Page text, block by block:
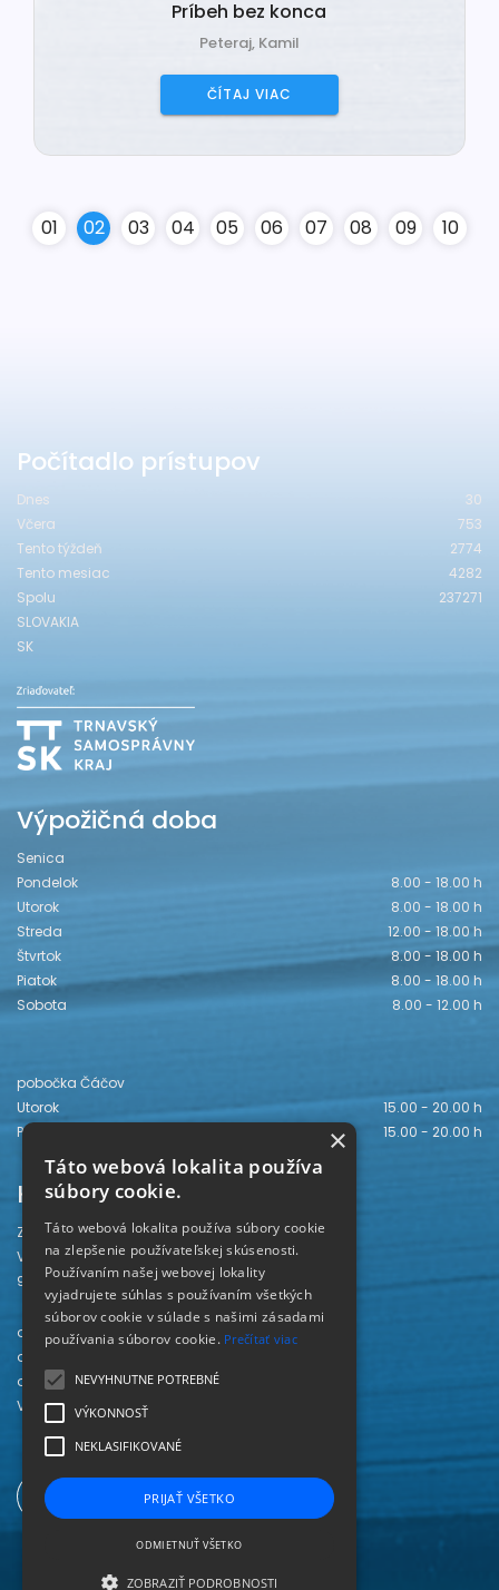
Príbeh bez konca
Peteraj, Kamil
ČÍTAJ VIAC
01 02 03 04 05 06 07 08 09 10
Počítadlo prístupov
Dnes
30
Včera
753
Tento týždeň
2774
Tento mesiac
4282
Spolu
237271
SLOVAKIA
SK
Výpožičná doba
Senica
Pondelok
8.00 - 18.00 h
Utorok
8.00 - 18.00 h
Streda
12.00 - 18.00 h
Štvrtok
8.00 - 18.00 h
Piatok
8.00 - 18.00 h
Sobota
8.00 - 12.00 h
pobočka Čáčov
Utorok
15.00 - 20.00 h
Piatok
15.00 - 20.00 h
Kontakt
Záhorská knižnica
Vajanského 28
905 01 Senica
odd. beletrie 034/654 3780
odd. odbornej literatúry 034/651 2710
odd. pre deti a mládež 034/654 6519
Viac kontaktov nájdete
×
Táto webová lokalita používa
súbory cookie.
Táto webová lokalita používa súbory cookie
na zlepšenie používateľskej skúsenosti.
Používaním našej webovej lokality
vyjadrujete súhlas s používaním všetkých
súborov cookie v súlade s našimi zásadami
používania súborov cookie. Prečítať viac
NEVYHNUTNE POTREBNÉ
VÝKONNOSŤ
NEKLASIFIKOVANÉ
PRIJAŤ VŠETKO
ODMIETNUŤ VŠETKO
ZOBRAZIŤ PODROBNOSTI